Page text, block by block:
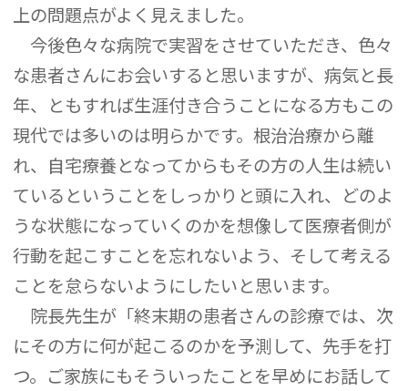
上の問題点がよく見えました。
今後色々な病院で実習をさせていただき、色々
な患者さんにお会いすると思いますが、病気と長
年、ともすれば生涯付き合うことになる方もこの
現代では多いのは明らかです。根治治療から離
れ、自宅療養となってからもその方の人生は続い
ているということをしっかりと頭に入れ、どのよ
うな状態になっていくのかを想像して医療者側が
行動を起こすことを忘れないよう、そして考える
ことを怠らないようにしたいと思います。
院長先生が「終末期の患者さんの診療では、次
にその方に何が起こるのかを予測して、先手を打
つ。ご家族にもそういったことを早めにお話して